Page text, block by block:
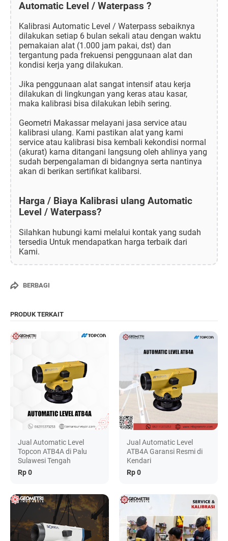
Automatic Level / Waterpass ?
Kalibrasi Automatic Level / Waterpass sebaiknya
dilakukan setiap 6 bulan sekali atau dengan waktu
pemakaian alat (1.000 jam pakai, dst) dan
tergantung pada frekuensi penggunaan alat dan
kondisi kerja yang dilakukan.
Jika penggunaan alat sangat intensif atau kerja
dilakukan di lingkungan yang keras atau kasar,
maka kalibrasi bisa dilakukan lebih sering.
Geometri Makassar melayani jasa service atau
kalibrasi ulang. Kami pastikan alat yang kami
service atau kalibrasi bisa kembali kekondisi normal
(akurat) karna ditangani langsung oleh ahlinya yang
sudah berpengalaman di bidangnya serta nantinya
akan di berikan sertifikat kalibarsi.
Harga / Biaya Kalibrasi ulang Automatic
Level / Waterpass?
Silahkan hubungi kami melalui kontak yang sudah
tersedia Untuk mendapatkan harga terbaik dari
Kami.
BERBAGI
PRODUK TERKAIT
Jual Automatic Level
Topcon ATB4A di Palu
Sulawesi Tengah
Rp 0
Jual Automatic Level
ATB4A Garansi Resmi di
Kendari
Rp 0